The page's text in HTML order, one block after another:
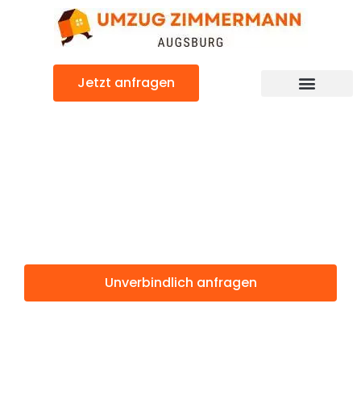
Jetzt anfragen
Unverbindlich anfragen